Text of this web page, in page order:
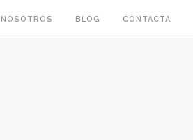
NOSOTROS BLOG CONTACTA